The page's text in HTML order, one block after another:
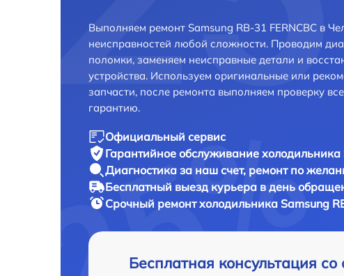
Выполняем ремонт Samsung RB-31 FERNCBC в
неисправностей любой сложности. Проводим
поломки, заменяем неисправные детали и
устройства. Используем оригинальные или
запчасти, после ремонта выполняем проверку
гарантию.
Официальный сервис
Гарантийное обслуживание холодильника
Диагностика за наш счет, ремонт по
Бесплатный выезд курьера в день
Срочный ремонтхолодильника Samsung
Бесплатная консультация